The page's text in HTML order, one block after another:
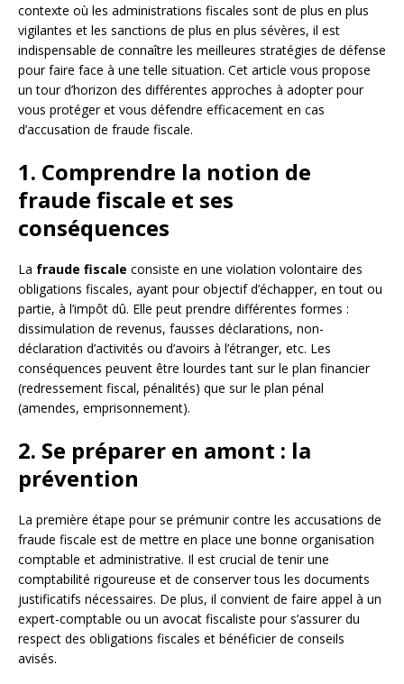
contexte où les administrations fiscales sont de plus en plus
vigilantes et les sanctions de plus en plus sévères, il est
indispensable de connaître les meilleures stratégies de défense
pour faire face à une telle situation. Cet article vous propose
un tour d’horizon des différentes approches à adopter pour
vous protéger et vous défendre efficacement en cas
d’accusation de fraude fiscale.
1. Comprendre la notion de
fraude fiscale et ses
conséquences
La fraude fiscale consiste en une violation volontaire des
obligations fiscales, ayant pour objectif d’échapper, en tout ou
partie, à l’impôt dû. Elle peut prendre différentes formes :
dissimulation de revenus, fausses déclarations, non-
déclaration d’activités ou d’avoirs à l’étranger, etc. Les
conséquences peuvent être lourdes tant sur le plan financier
(redressement fiscal, pénalités) que sur le plan pénal
(amendes, emprisonnement).
2. Se préparer en amont : la
prévention
La première étape pour se prémunir contre les accusations de
fraude fiscale est de mettre en place une bonne organisation
comptable et administrative. Il est crucial de tenir une
comptabilité rigoureuse et de conserver tous les documents
justificatifs nécessaires. De plus, il convient de faire appel à un
expert-comptable ou un avocat fiscaliste pour s’assurer du
respect des obligations fiscales et bénéficier de conseils
avisés.